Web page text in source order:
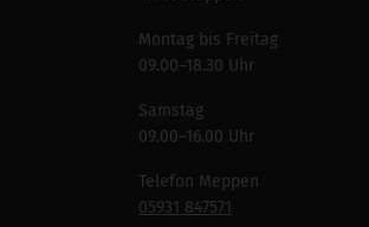
Montag bis Freitag
09.00–18.30 Uhr
Samstag
09.00–16.00 Uhr
Telefon Meppen
05931 847571